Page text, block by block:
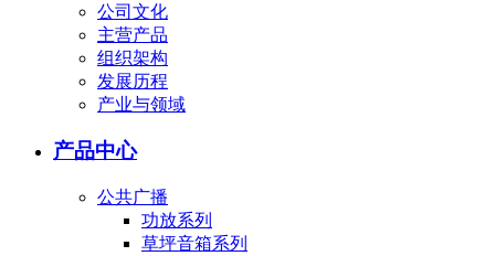
公司文化
主营产品
组织架构
发展历程
产业与领域
产品中心
公共广播
功放系列
草坪音箱系列